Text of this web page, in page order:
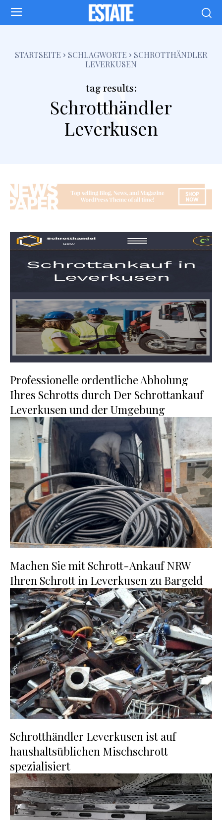
STARTSEITE SCHLAGWORTE
SCHROTTHÄNDLER
LEVERKUSEN
tag results:
Schrotthändler
Leverkusen
s
Professionelle ordentliche Abholung
Ihres Schrotts durch Der Schrottankauf
Leverkusen und der Umgebung
Machen Sie mit Schrott-Ankauf NRW
Ihren Schrott in Leverkusen zu Bargeld
Schrotthändler Leverkusen ist auf
haushaltsüblichen Mischschrott
spezialisiert